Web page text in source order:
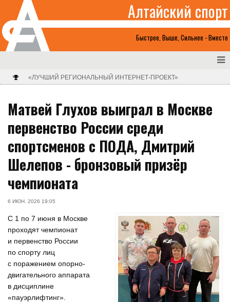
Быстрее, Выше, Сильнее - Вместе
Алтайский спорт
«ЛУЧШИЙ РЕГИОНАЛЬНЫЙ ИНТЕРНЕТ-ПРОЕКТ»
Матвей Глухов выиграл в Москве
первенство России среди
спортсменов с ПОДА, Дмитрий
Шелепов - бронзовый призёр
чемпионата
6 ИЮН. 2026 19:05
С 1 по 7 июня в Москве
проходят чемпионат
и первенство России
по спорту лиц
с поражением опорно-
двигательного аппарата
в дисциплине
«пауэрлифтинг».